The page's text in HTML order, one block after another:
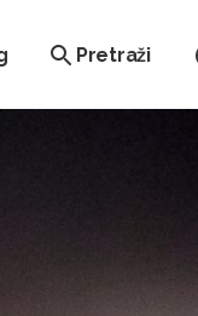
Pretraži